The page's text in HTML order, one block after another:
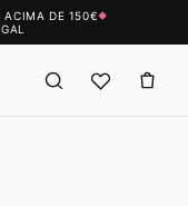
ACIMA DE 150€◆